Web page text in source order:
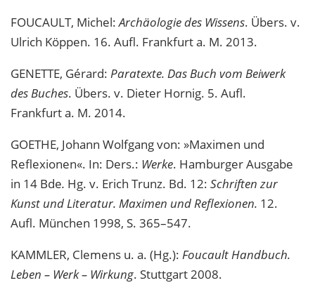
FOUCAULT, Michel:Archäologie des Wissens. Übers. v.
Ulrich Köppen. 16. Aufl. Frankfurt a. M. 2013.
GENETTE, Gérard: Paratexte. Das Buch vom Beiwerk
des Buches. Übers. v. Dieter Hornig. 5. Aufl.
Frankfurt a. M. 2014.
GOETHE, Johann Wolfgang von: »Maximen und
Reflexionen«. In: Ders.: Werke. Hamburger Ausgabe
in 14 Bde. Hg. v. Erich Trunz. Bd. 12: Schriften zur
Kunst und Literatur. Maximen und Reflexionen. 12.
Aufl. München 1998, S. 365–547.
KAMMLER, Clemens u. a. (Hg.): Foucault Handbuch.
Leben – Werk – Wirkung. Stuttgart 2008.